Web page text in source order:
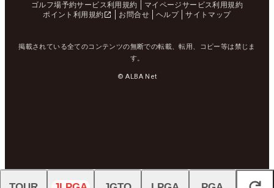
ゴルフ場予約サービス利用規約
マイページサービス利用規約
ポイント利用規約
お問合せ ヘルプ サイトマップ
掲載されている全てのコンテンツの無断での転載、転用、コピー等は禁じま
す。
© ALBA Net